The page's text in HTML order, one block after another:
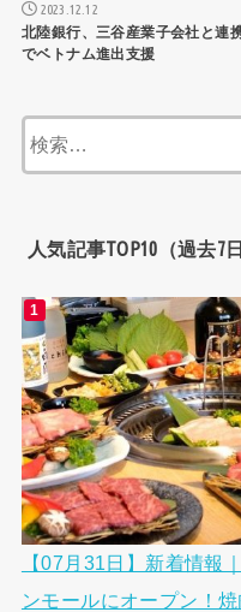
2023.12.12
北陸銀行、三谷産業子会社と連
でベトナム進出支援
人気記事TOP10（過去7日
【07月31日】新着情報
ンモールにオープン！